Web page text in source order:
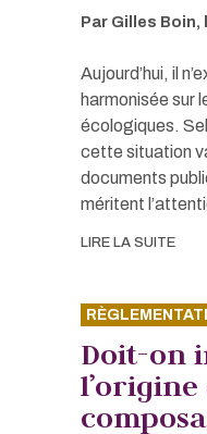
Par Gilles Boin,
Aujourd’hui, il
harmonisée sur
écologiques.
cette situation
documents
méritent
LIRE LA SUITE
Doit-on
l’origine